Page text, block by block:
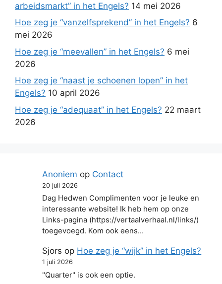
arbeidsmarkt” in het Engels? 14 mei 2026
Hoe zeg je “vanzelfsprekend” in het Engels? 6
mei 2026
Hoe zeg je “meevallen” in het Engels? 6 mei
2026
Hoe zeg je “naast je schoenen lopen” in het
Engels? 10 april 2026
Hoe zeg je “adequaat” in het Engels? 22 maart
2026
Anoniem op Contact
20 juli 2026
Dag Hedwen Complimenten voor je leuke en
interessante website! Ik heb hem op onze
Links-pagina (https://vertaalverhaal.nl/links/)
toegevoegd. Kom ook eens…
Sjors op Hoe zeg je “wijk” in het Engels?
1 juli 2026
"Quarter" is ook een optie.